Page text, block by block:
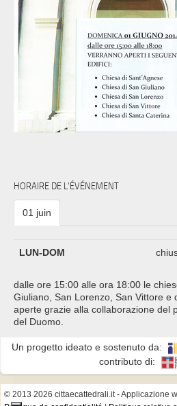
HORAIRE DE L'ÉVÉNEMENT
01 juin
LUN-DOM
dalle ore 15:00 alle ora 18:00 le
Giuliano, San Lorenzo, San Vittore e
aperte grazie alla collaborazione del
del Duomo.
Un progetto ideato e sostenuto da:
contributo di:
© 2013 2026 cittaecattedrali.it- Applicazione